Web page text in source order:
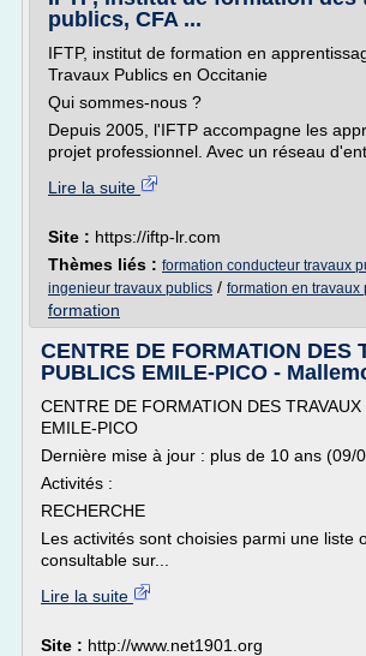
publics, CFA ...
IFTP, institut de formation en
Travaux Publics en Occitanie
Qui sommes-nous ?
Depuis 2005, l'IFTP accompagne les
projet professionnel. Avec un réseau
Lire la suite
Site : https://iftp-lr.com
Thèmes liés : formation conducteur travaux
ingenieur travaux publics / formation en travaux
formation
CENTRE DE FORMATION DES
PUBLICS EMILE-PICO -
CENTRE DE FORMATION DES TRAVAUX
EMILE-PICO
Dernière mise à jour : plus de 10 ans (09/
Activités :
RECHERCHE
Les activités sont choisies parmi une liste
consultable sur...
Lire la suite
Site : http://www.net1901.org